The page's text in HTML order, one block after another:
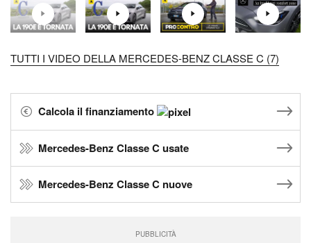
TUTTI I VIDEO DELLA MERCEDES-BENZ CLASSE C (7)
Calcola il finanziamento
Mercedes-Benz Classe C usate
Mercedes-Benz Classe C nuove
PUBBLICITÀ